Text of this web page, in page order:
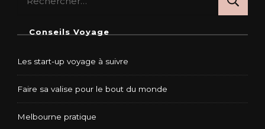
Conseils Voyage
Les start-up voyage à suivre
Faire sa valise pour le bout du monde
Melbourne pratique